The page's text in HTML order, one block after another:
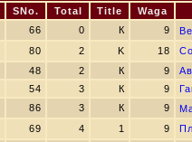
SNo. Total Title
Waga
66 0 К 9
80 2 K 18
48 2 К 9
54 3 К 9
86 3 К 9
69 4 1 9